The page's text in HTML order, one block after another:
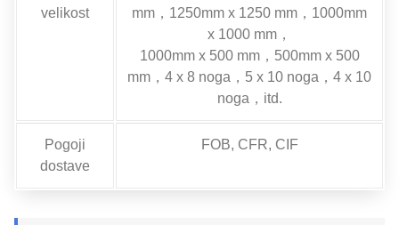
velikost
mm，1250mm x 1250 mm，1000mm
x 1000 mm，
1000mm x 500 mm，500mm x 500
mm，4 x 8 noga，5 x 10 noga，4 x 10
noga，itd.
Pogoji
dostave
FOB, CFR, CIF